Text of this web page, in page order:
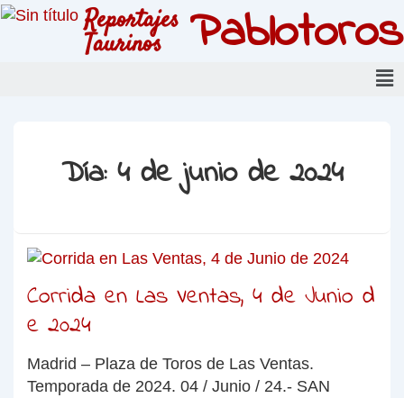
Reportajes
Taurinos Pablotoros
Día: 4 de junio de 2024
Corrida en Las Ventas, 4 de Junio d
e 2024
Madrid – Plaza de Toros de Las Ventas.
Temporada de 2024. 04 / Junio / 24.- SAN